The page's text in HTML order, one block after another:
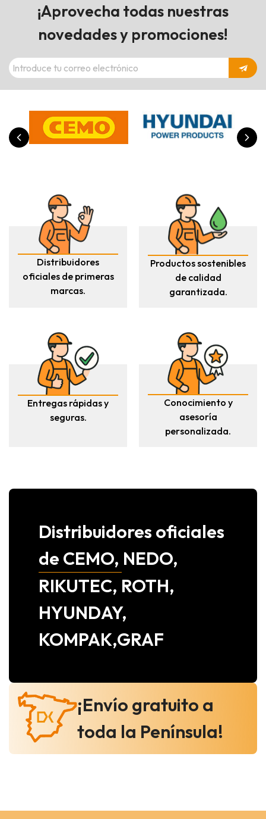
¡Aprovecha todas nuestras
novedades y promociones!
Distribuidores
oficiales de primeras
marcas.
Productos sostenibles
de calidad
garantizada.
Entregas rápidas y
seguras.
Conocimiento y
asesoría
personalizada.
Distribuidores oficiales
de CEMO, NEDO,
RIKUTEC, ROTH,
HYUNDAY,
KOMPAK,GRAF
¡Envío gratuito a
toda la Península!